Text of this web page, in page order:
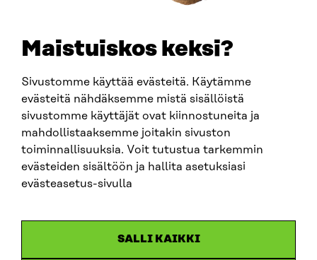
Maistuiskos keksi?
Sivustomme käyttää evästeitä. Käytämme
evästeitä nähdäksemme mistä sisällöistä
sivustomme käyttäjät ovat kiinnostuneita ja
mahdollistaaksemme joitakin sivuston
toiminnallisuuksia. Voit tutustua tarkemmin
evästeiden sisältöön ja hallita asetuksiasi
evästeasetus-sivulla
SALLI KAIKKI
firstname.lastname@sitra.fi
SITRA ON SOCIAL MEDIA
LinkedIn
Instagram